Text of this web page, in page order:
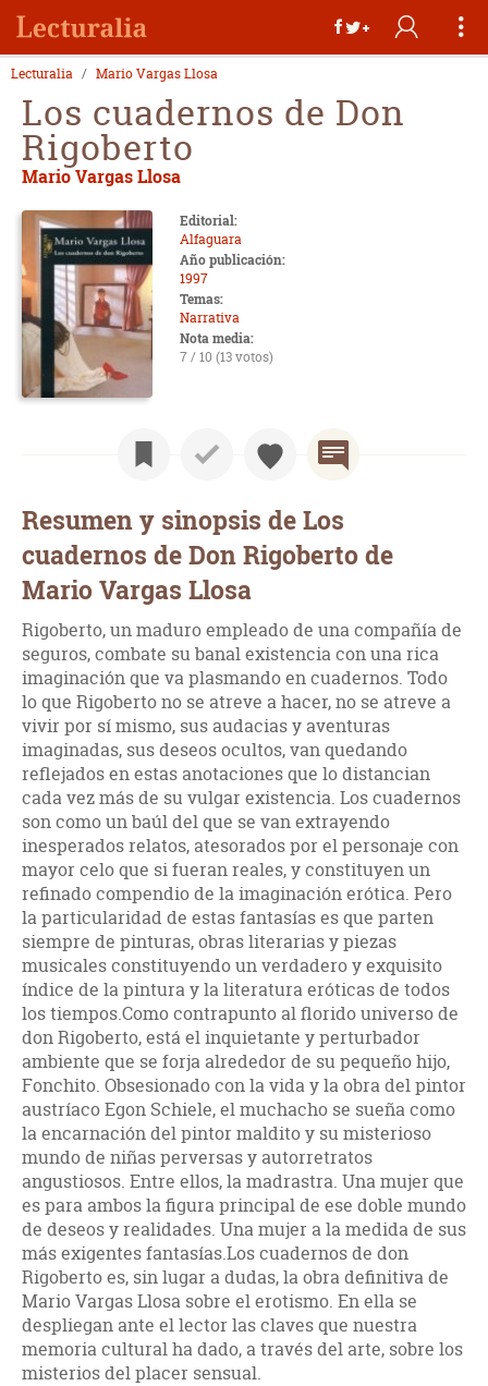
Lecturalia Mario Vargas Llosa
Los cuadernos de Don
Rigoberto
Mario Vargas Llosa
Editorial:
Alfaguara
Año publicación:
1997
Temas:
Narrativa
Nota media:
7 / 10 (13 votos)
Resumen y sinopsis de Los
cuadernos de Don Rigoberto de
Mario Vargas Llosa
Rigoberto, un maduro empleado de una compañía de
seguros, combate su banal existencia con una rica
imaginación que va plasmando en cuadernos. Todo
lo que Rigoberto no se atreve a hacer, no se atreve a
vivir por sí mismo, sus audacias y aventuras
imaginadas, sus deseos ocultos, van quedando
reflejados en estas anotaciones que lo distancian
cada vez más de su vulgar existencia. Los cuadernos
son como un baúl del que se van extrayendo
inesperados relatos, atesorados por el personaje con
mayor celo que si fueran reales, y constituyen un
refinado compendio de la imaginación erótica. Pero
la particularidad de estas fantasías es que parten
siempre de pinturas, obras literarias y piezas
musicales constituyendo un verdadero y exquisito
índice de la pintura y la literatura eróticas de todos
los tiempos.Como contrapunto al florido universo de
don Rigoberto, está el inquietante y perturbador
ambiente que se forja alrededor de su pequeño hijo,
Fonchito. Obsesionado con la vida y la obra del pintor
austríaco Egon Schiele, el muchacho se sueña como
la encarnación del pintor maldito y su misterioso
mundo de niñas perversas y autorretratos
angustiosos. Entre ellos, la madrastra. Una mujer que
es para ambos la figura principal de ese doble mundo
de deseos y realidades. Una mujer a la medida de sus
más exigentes fantasías.Los cuadernos de don
Rigoberto es, sin lugar a dudas, la obra definitiva de
Mario Vargas Llosa sobre el erotismo. En ella se
despliegan ante el lector las claves que nuestra
memoria cultural ha dado, a través del arte, sobre los
misterios del placer sensual.